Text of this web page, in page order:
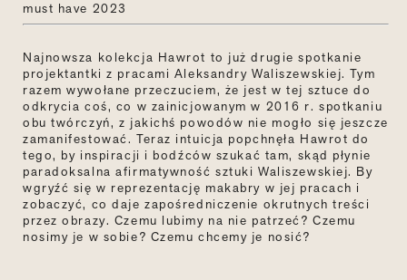
must have 2023
Najnowsza kolekcja Hawrot to już drugie spotkanie
projektantki z pracami Aleksandry Waliszewskiej. Tym
razem wywołane przeczuciem, że jest w tej sztuce do
odkrycia coś, co w zainicjowanym w 2016 r. spotkaniu
obu twórczyń, z jakichś powodów nie mogło się jeszcze
zamanifestować. Teraz intuicja popchnęła Hawrot do
tego, by inspiracji i bodźców szukać tam, skąd płynie
paradoksalna afirmatywność sztuki Waliszewskiej. By
wgryźć się w reprezentację makabry w jej pracach i
zobaczyć, co daje zapośredniczenie okrutnych treści
przez obrazy. Czemu lubimy na nie patrzeć? Czemu
nosimy je w sobie? Czemu chcemy je nosić?